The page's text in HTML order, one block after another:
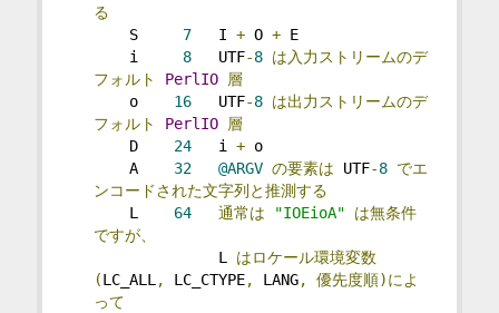
る
S 7 I + O + E
i 8 UTF-8 は入力ストリームのデ
フォルト
PerlIO
層
o 16 UTF-8 は出力ストリームのデ
フォルト
PerlIO
層
D 24 i + o
A 32 @ARGV の要素は UTF-8 でエ
ンコードされた文字列と推測する
L 64 通常は "IOEioA"
は無条件
ですが、
L はロケール環境変数
(LC_ALL , LC_CTYPE, LANG,
優先度順)によ
って